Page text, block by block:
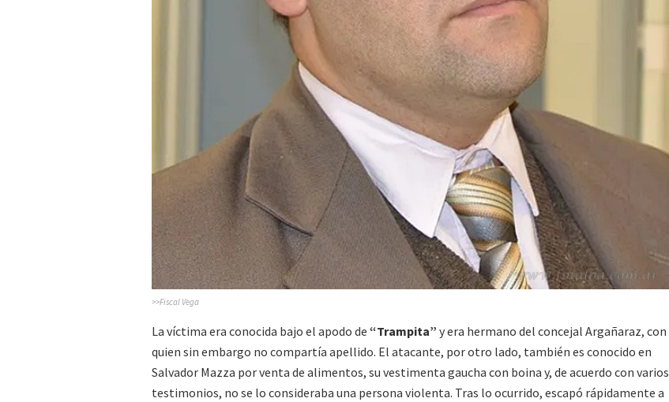
>>Fiscal Vega
La víctima era conocida bajo el apodo de “Trampita” y era hermano del concejal Argañaraz, con
quien sin embargo no compartía apellido. El atacante, por otro lado, también es conocido en
Salvador Mazza por venta de alimentos, su vestimenta gaucha con boina y, de acuerdo con varios
testimonios, no se lo consideraba una persona violenta. Tras lo ocurrido, escapó rápidamente a